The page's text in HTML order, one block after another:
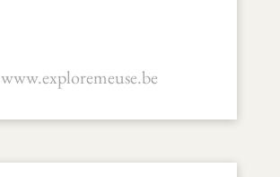
Explore Meuse
www.exploremeuse.be